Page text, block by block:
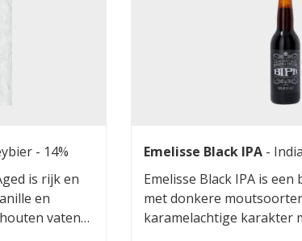
- 14%
is rijk en
en
vaten
Emelisse Black IPA -
Emelisse Black IPA is
met donkere
karamelachtige karakter